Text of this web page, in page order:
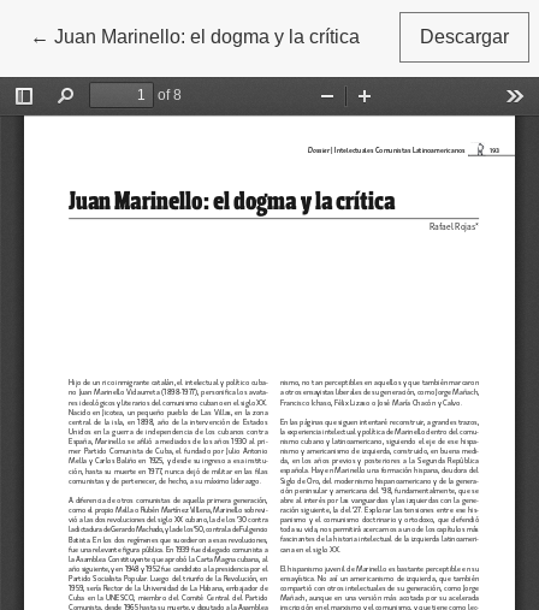
← Volver a los detalles del artículo
Juan Marinello: el dogma y la crítica Descargar